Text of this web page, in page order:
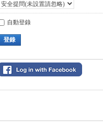
自動登錄
登錄